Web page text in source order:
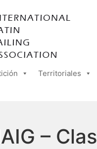
Territoriales
–